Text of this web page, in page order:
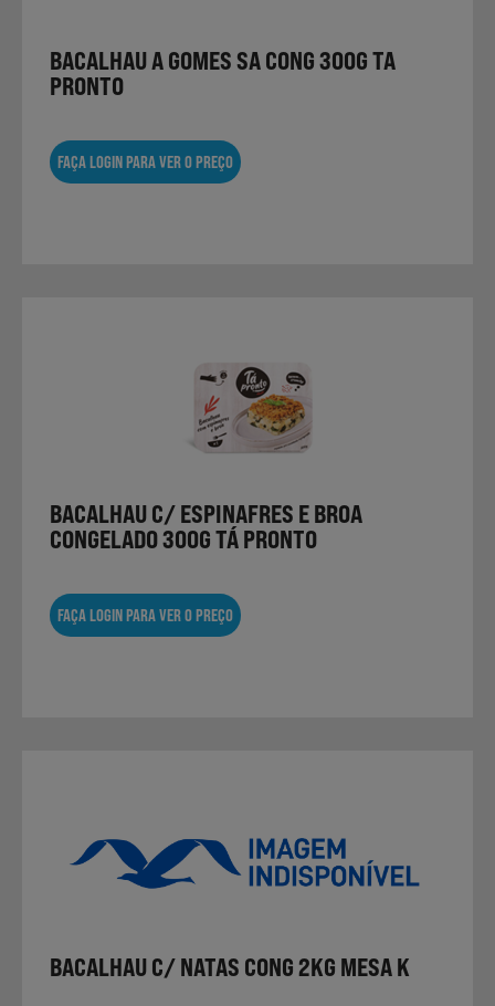
Mercearia
Padaria e Pastelaria
Produtos Vegetarianos
Sobremesas
Ração para Animais
BACALHAU A GOMES SA CONG 300G TA
PRONTO
FAÇA LOGIN PARA VER O PREÇO
BACALHAU C/ ESPINAFRES E BROA
CONGELADO 300G TÁ PRONTO
FAÇA LOGIN PARA VER O PREÇO
BACALHAU C/ NATAS CONG 2KG MESA K